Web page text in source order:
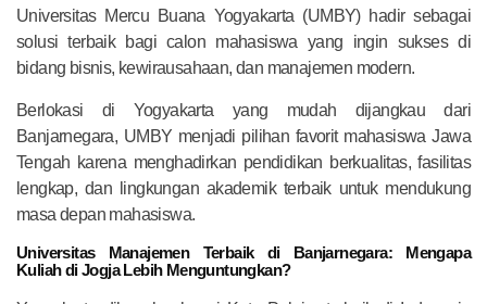
Universitas Mercu Buana Yogyakarta (UMBY) hadir sebagai
solusi terbaik bagi calon mahasiswa yang ingin sukses di
bidang bisnis, kewirausahaan, dan manajemen modern.
Berlokasi di Yogyakarta yang mudah dijangkau dari
Banjarnegara, UMBY menjadi pilihan favorit mahasiswa Jawa
Tengah karena menghadirkan pendidikan berkualitas, fasilitas
lengkap, dan lingkungan akademik terbaik untuk mendukung
masa depan mahasiswa.
Universitas Manajemen Terbaik di Banjarnegara: Mengapa
Kuliah di Jogja Lebih Menguntungkan?